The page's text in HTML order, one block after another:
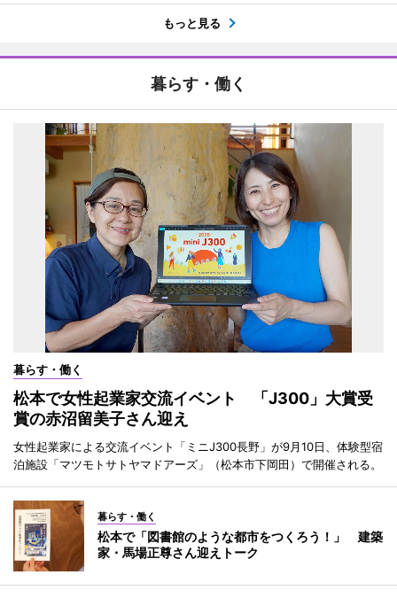
もっと見る
暮らす・働く
暮らす・働く
松本で女性起業家交流イベント 「J300」大賞受
賞の赤沼留美子さん迎え
女性起業家による交流イベント「ミニJ300長野」が9月10日、体験型宿
泊施設「マツモトサトヤマドアーズ」（松本市下岡田）で開催される。
暮らす・働く
松本で「図書館のような都市をつくろう！」 建築
家・馬場正尊さん迎えトーク